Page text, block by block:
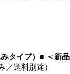
タイプ）■ ＜新
／送料別途）